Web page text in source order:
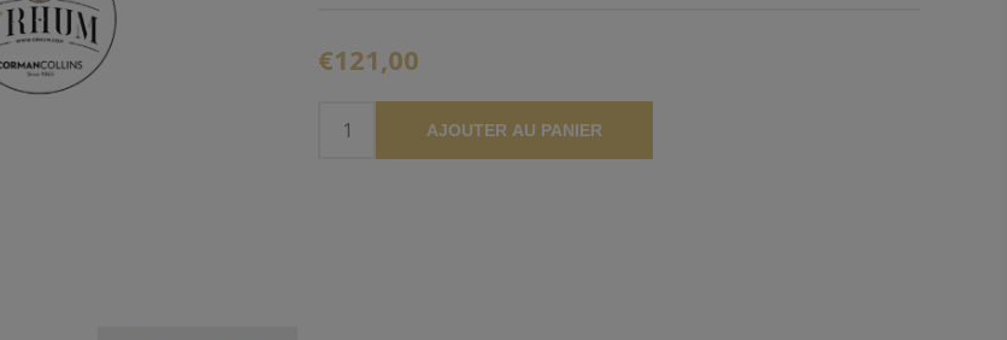
€121,00
AJOUTER AU PANIER